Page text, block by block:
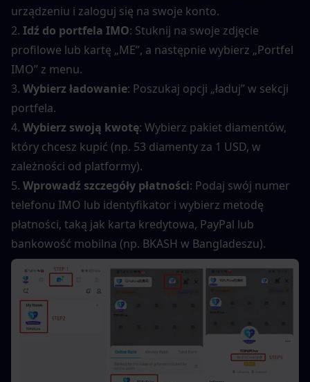
urządzeniu i zaloguj się na swoje konto.
2. Idź do portfela IMO: Stuknij na swoje zdjęcie
profilowe lub kartę „ME”, a następnie wybierz „Portfel
IMO” z menu.
3. Wybierz ładowanie: Poszukaj opcji „ładuj” w sekcji
portfela.
4. Wybierz swoją kwotę: Wybierz pakiet diamentów,
który chcesz kupić (np. 53 diamenty za 1 USD, w
zależności od platformy).
5. Wprowadź szczegóły płatności: Podaj swój numer
telefonu IMO lub identyfikator i wybierz metodę
płatności, taką jak karta kredytowa, PayPal lub
bankowość mobilna (np. BKASH w Bangladeszu).